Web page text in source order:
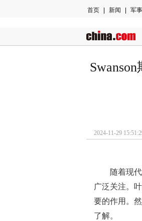
首页 新闻 军事
2024-11-29
随着现
广泛关注。
要的作用。
了解。